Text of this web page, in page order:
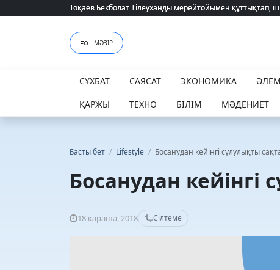
2026 жылғы білім грантын иеленгендердің тізімі
МӘЗІР
СҰХБАТ САЯСАТ ЭКОНОМИКА ӘЛЕМ
ҚАРЖЫ
ТЕХНО БІЛІМ МӘДЕНИЕТ
Басты бет / Lifestyle / Босанудан кейінгі сұлулықты
Босанудан кейінгі
18 қараша, 2018 Сілтеме